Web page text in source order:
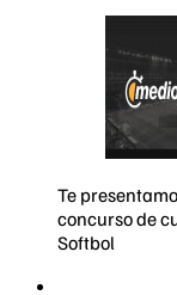
Te
concurso de
Softbol